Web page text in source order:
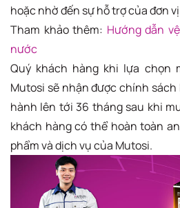
hoặc nhờ đến sự hỗ trợ của đơn
Tham khảo thêm: Hướng dẫn
nước
Quý khách hàng khi lựa chọn
Mutosi sẽ nhận được chính
hành lên tới 36 tháng sau khi
khách hàng có thể hoàn toàn
phẩm và dịch vụ của Mutosi.